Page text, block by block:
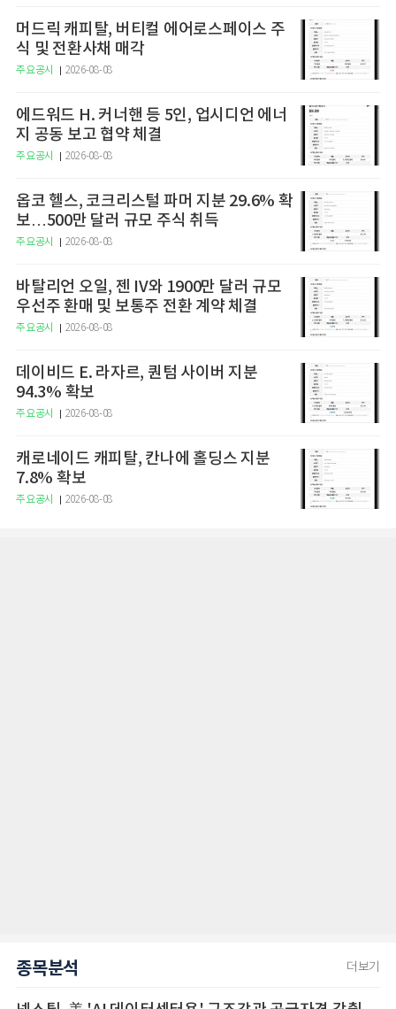
머드릭 캐피탈, 버티컬 에어로스페이스 주
식 및 전환사채 매각
주요공시 2026-08-08
에드워드 H. 커너핸 등 5인, 업시디언 에너
지 공동 보고 협약 체결
주요공시 2026-08-08
옵코 헬스, 코크리스털 파머 지분 29.6% 확
보…500만 달러 규모 주식 취득
주요공시 2026-08-08
바탈리언 오일, 젠 IV와 1900만 달러 규모
우선주 환매 및 보통주 전환 계약 체결
주요공시 2026-08-08
데이비드 E. 라자르, 퀀텀 사이버 지분
94.3% 확보
주요공시 2026-08-08
캐로네이드 캐피탈, 칸나에 홀딩스 지분
7.8% 확보
주요공시 2026-08-08
종목분석 더보기